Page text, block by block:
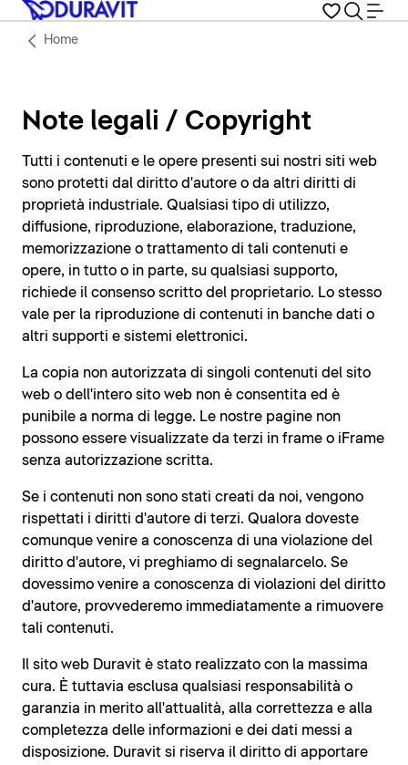
Home
Note legali / Copyright
Tutti i contenuti e le opere presenti sui nostri siti web
sono protetti dal diritto d'autore o da altri diritti di
proprietà industriale. Qualsiasi tipo di utilizzo,
diffusione, riproduzione, elaborazione, traduzione,
memorizzazione o trattamento di tali contenuti e
opere, in tutto o in parte, su qualsiasi supporto,
richiede il consenso scritto del proprietario. Lo stesso
vale per la riproduzione di contenuti in banche dati o
altri supporti e sistemi elettronici.
La copia non autorizzata di singoli contenuti del sito
web o dell'intero sito web non è consentita ed è
punibile a norma di legge. Le nostre pagine non
possono essere visualizzate da terzi in frame o iFrame
senza autorizzazione scritta.
Se i contenuti non sono stati creati da noi, vengono
rispettati i diritti d'autore di terzi. Qualora doveste
comunque venire a conoscenza di una violazione del
diritto d'autore, vi preghiamo di segnalarcelo. Se
dovessimo venire a conoscenza di violazioni del diritto
d'autore, provvederemo immediatamente a rimuovere
tali contenuti.
Il sito web Duravit è stato realizzato con la massima
cura. È tuttavia esclusa qualsiasi responsabilità o
garanzia in merito all'attualità, alla correttezza e alla
completezza delle informazioni e dei dati messi a
disposizione. Duravit si riserva il diritto di apportare